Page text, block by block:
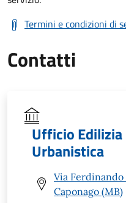
Termini e condizioni di
Contatti
Ufficio
Urbanistica
Via Ferdinando
Caponago (MB)